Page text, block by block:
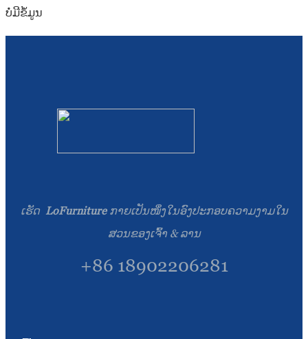
Esperanto
नेपाली
ບໍ່​ມີ​ຂໍ້​ມູນ
ເຮັດ LoFurniture ກາຍເປັນໜຶ່ງໃນອົງປະກອບຄວາມງາມໃນ
ສວນຂອງເຈົ້າ & ລານ
+86 18902206281